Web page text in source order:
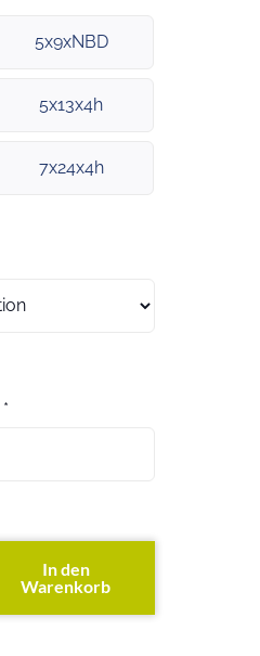
5x9xNBD
5x13x4h
7x24x4h
*
In den
Warenkorb